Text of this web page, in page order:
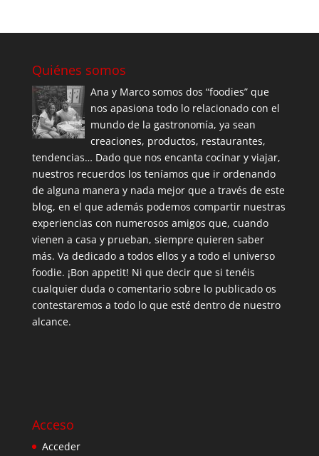
Quiénes somos
Ana y Marco somos dos “foodies” que
nos apasiona todo lo relacionado con el
mundo de la gastronomía, ya sean
creaciones, productos, restaurantes,
tendencias… Dado que nos encanta cocinar y viajar,
nuestros recuerdos los teníamos que ir ordenando
de alguna manera y nada mejor que a través de este
blog, en el que además podemos compartir nuestras
experiencias con numerosos amigos que, cuando
vienen a casa y prueban, siempre quieren saber
más. Va dedicado a todos ellos y a todo el universo
foodie. ¡Bon appetit! Ni que decir que si tenéis
cualquier duda o comentario sobre lo publicado os
contestaremos a todo lo que esté dentro de nuestro
alcance.
Acceso
Acceder